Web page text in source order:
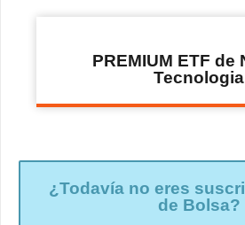
PREMIUM ETF de
Tecnologia
¿Todavía no eres
de Bolsa?